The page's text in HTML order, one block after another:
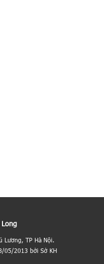
Long
Lương, TP Hà Nội.
05/2013 bởi Sở KH